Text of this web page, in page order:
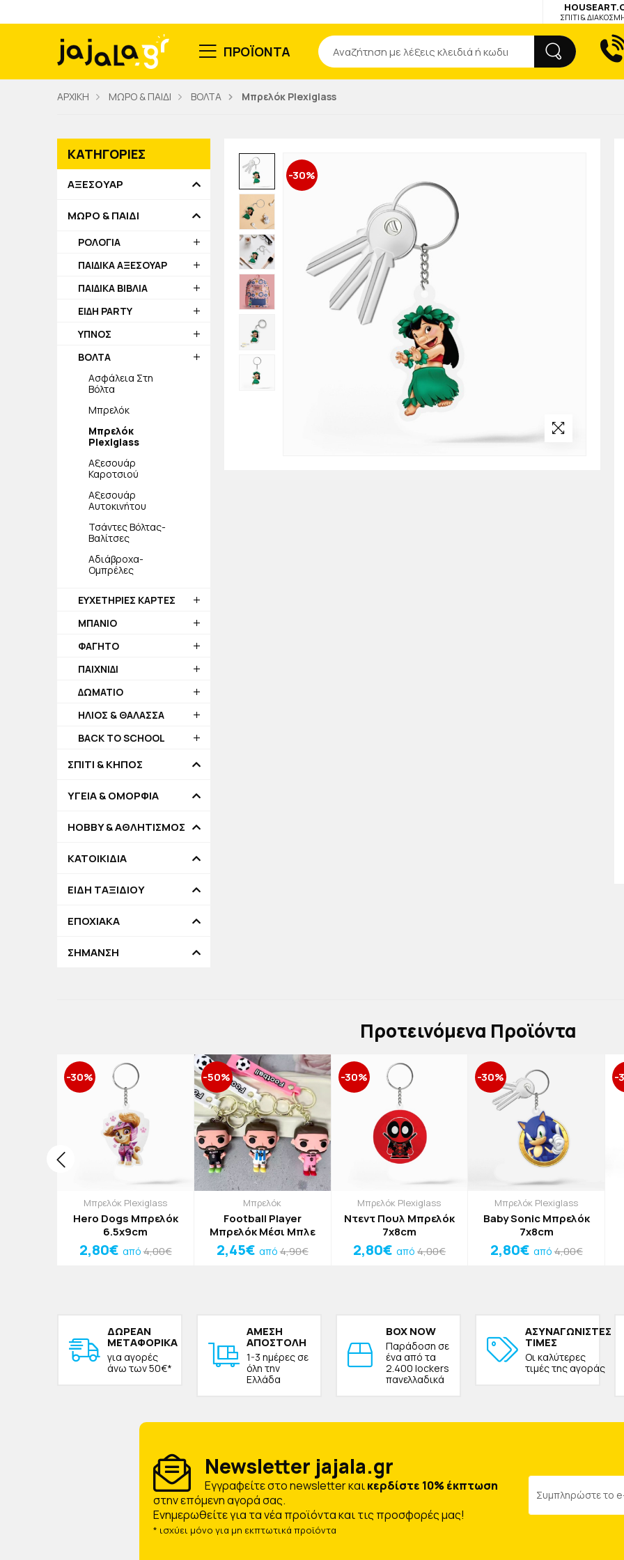
ΣΠΙΤΙ &
ΠΡΟΪΟΝΤΑ
Αναζήτηση
ΑΡΧΙΚΗ ΜΩΡΟ & ΠΑΙΔΙ ΒΟΛΤΑ Μπρελόκ Plexiglass
-30%
ΚΑΤΗΓΟΡΙΕΣ
ΑΞΕΣΟΥΑΡ
ΜΩΡΟ & ΠΑΙΔΙ
ΡΟΛΟΓΙΑ
ΠΑΙΔΙΚΑ ΑΞΕΣΟΥΑΡ
ΠΑΙΔΙΚΑ ΒΙΒΛΙΑ
ΕΙΔΗ PARTY
ΥΠΝΟΣ
ΒΟΛΤΑ
Ασφάλεια Στη
Βόλτα
Μπρελόκ
Μπρελόκ
Plexiglass
Αξεσουάρ
Καροτσιού
Αξεσουάρ
Αυτοκινήτου
Τσάντες Βόλτας-
Βαλίτσες
Αδιάβροχα-
Ομπρέλες
ΕΥΧΕΤΗΡΙΕΣ ΚΑΡΤΕΣ
ΜΠΑΝΙΟ
ΦΑΓΗΤΟ
ΠΑΙΧΝΙΔΙ
ΔΩΜΑΤΙΟ
ΗΛΙΟΣ & ΘΑΛΑΣΣΑ
BACK TO SCHOOL
ΣΠΙΤΙ & ΚΗΠΟΣ
ΥΓΕΙΑ & ΟΜΟΡΦΙΑ
HOBBY & ΑΘΛΗΤΙΣΜΟΣ
ΚΑΤΟΙΚΙΔΙΑ
ΕΙΔΗ ΤΑΞΙΔΙΟΥ
ΕΠΟΧΙΑΚΑ
ΣΗΜΑΝΣΗ
Πρoτεινόμενα Προϊόντα
-30%
Μπρελόκ Plexiglass
Hero Dogs Μπρελόκ
6.5x9cm
2,80€ από4,00€
-50%
Μπρελόκ
Football Player
Μπρελόκ Μέσι Μπλε
2,45€ από4,90€
-30%
Μπρελόκ Plexiglass
Ντεντ Πουλ Μπρελόκ
7x8cm
2,80€ από 4,00€
-30%
Μπρελόκ Plexiglass
Baby Sonic Μπρελόκ
7x8cm
2,80€ από4,00€
-
ΔΩΡΕAΝ
ΜΕΤΑΦΟΡΙΚΑ
για αγορές
άνω των 50€*
ΑΜΕΣΗ
ΑΠΟΣΤΟΛΗ
1-3 ημέρες σε
όλη την
Ελλάδα
BOX NOW
Παράδοση σε
ένα από τα
2.400 lockers
πανελλαδικά
ΑΣΥΝΑΓΩΝΙΣΤΕΣ
ΤΙΜΕΣ
Οι καλύτερες
τιμές της αγοράς
Newsletter jajala.gr
Eγγραφείτε στο newsletter καικερδίστε 10% έκπτωση
στην επόμενη αγορά σας.
Ενημερωθείτε για τα νέα προϊόντα και τις προσφορές μας!
* ισχύει μόνο για μη εκπτωτικά προϊόντα